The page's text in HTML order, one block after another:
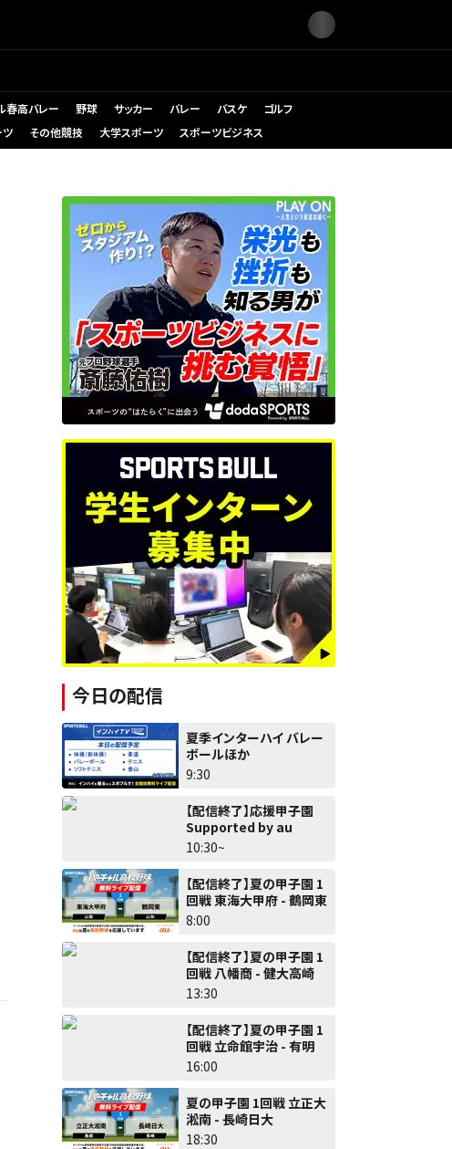
春高バレー 野球 サッカー バレー バスケ
ゴルフ
ツ その他競技 大学スポーツ スポーツビジネス
今日の配信
夏季インターハイ バレー
ボールほか
9:30
【配信終了】応援甲子園
Supported by au
10:30~
【配信終了】夏の甲子園 1
回戦 東海大甲府 - 鶴岡東
8:00
【配信終了】夏の甲子園 1
回戦 八幡商 - 健大高崎
13:30
【配信終了】夏の甲子園 1
回戦 立命館宇治 - 有明
16:00
夏の甲子園 1回戦 立正大
淞南 - 長崎日大
18:30